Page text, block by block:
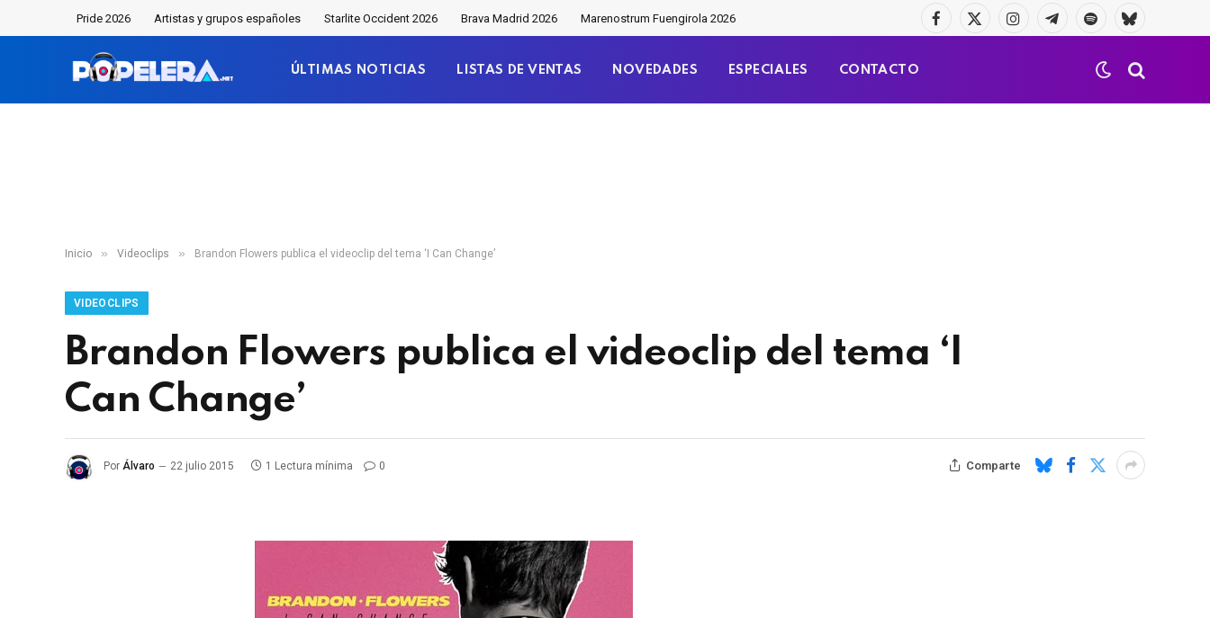
Pride 2026 Artistas y grupos españoles Starlite Occident 2026 Brava Madrid 2026 Marenostrum Fuengirola 2026
Facebook
X
InstagramTelegramaSpotifyBluesky
ÚLTIMAS NOTICIAS LISTAS DE VENTAS NOVEDADES ESPECIALES CONTACTO
Inicio » Videoclips » Brandon Flowers publica el videoclip del tema ‘I Can Change’
VIDEOCLIPS
Brandon Flowers publica el videoclip del tema ‘I
Can Change’
Por Álvaro 22 julio 2015 1 Lectura mínima 0 Comparte